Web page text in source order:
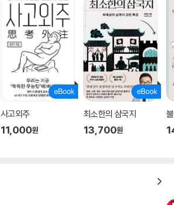
사고외주
11,000원
최소한의 삼국지
13,700원